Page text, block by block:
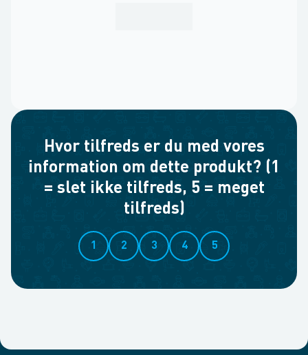
Hvor tilfreds er du med vores
information om dette produkt? (1
= slet ikke tilfreds, 5 = meget
tilfreds)
1 2 3 4 5